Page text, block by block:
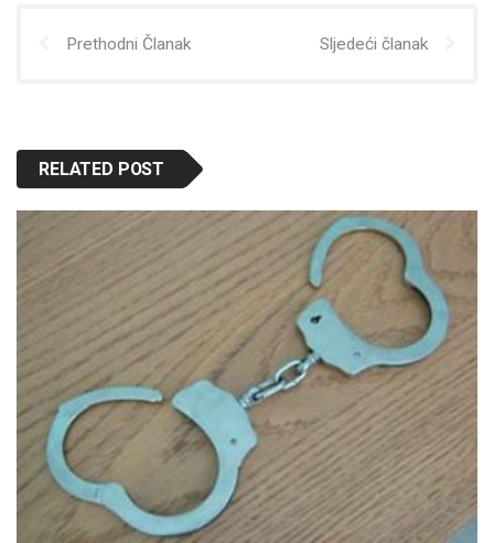
Prethodni Članak Sljedeći članak
RELATED POST